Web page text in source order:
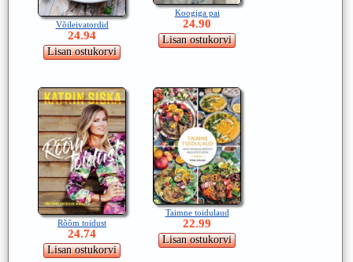
Võileivatordid
24.94
Koogiga pai
24.90
Rõõm toidust
24.74
Taimne toidulaud
22.99